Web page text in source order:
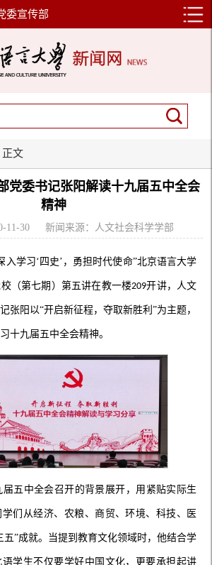
委宣传部
正文
党委书记张阳解读十九届五中全会
精神
11-30 新闻来源：人文社会科学学部
入学习‘四史’，勇担时代使命”北京语言大学
（第七期）第五讲在教一楼209开讲， 人文
张阳以“开启新征程，夺取新胜利”为主题，
十九届五中全会精神。
届五中全会召开的背景展开 ， 用紧贴实际生
们从经济、农粮、商贸、环境、科技、医
五”成就。当提到教育文化领域时，他结合学
学生不仅要学好中国文化，更要承担起讲